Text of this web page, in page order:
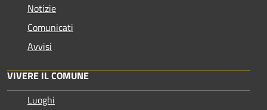
Notizie
Comunicati
Avvisi
VIVERE IL COMUNE
Luoghi